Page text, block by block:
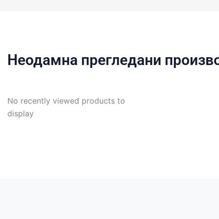
Неодамна прегледани
No recently viewed products to
display